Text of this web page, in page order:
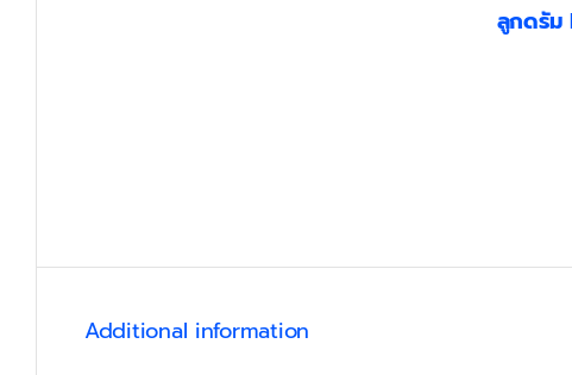
ลูกดรัม
Additional information